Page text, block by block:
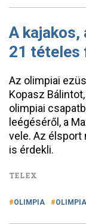
A kajakos,
21 tételes
Az olimpiai
Kopasz
olimpiai
leégéséről, a
vele. Az élsport
is érdekli.
TELEX
OLIMPIA OLIMPIA